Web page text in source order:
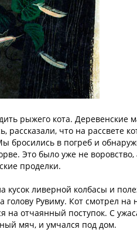
рыжего кота. Деревенские
что на рассвете
бросились в погреб и
Это было уже не
проделки.
кусок ливерной колбасы и
голову Рувиму. Кот смотрел на
на отчаянный поступок. С
мяч, и умчался под дом.